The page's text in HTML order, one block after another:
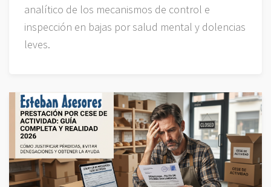
analítico de los mecanismos de control e
inspección en bajas por salud mental y dolencias
leves.